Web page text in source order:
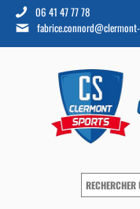
06 41 47 77 78